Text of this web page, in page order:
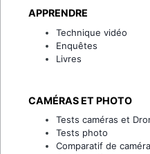
APPRENDRE
Technique vidéo
Enquêtes
Livres
CAMÉRAS ET PHOTO
Tests caméras et
Tests photo
Comparatif de